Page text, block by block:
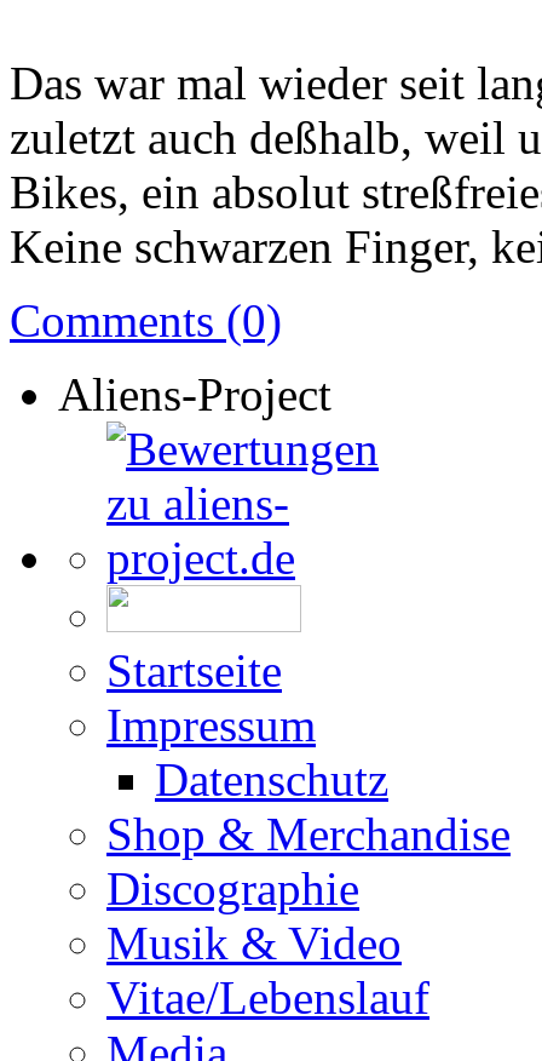
Das war mal wieder seit
zuletzt auch deßhalb, weil
Bikes, ein absolut
Keine schwarzen Finger,
Comments (0)
Aliens-Project
Startseite
Impressum
Datenschutz
Shop & Merchandise
Discographie
Musik & Video
Vitae/Lebenslauf